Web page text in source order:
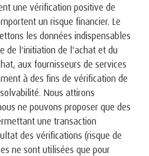
une vérification positive de
un risque financier. Le
les données indispensables
de l'initiation de l'achat et du
aux fournisseurs de services
à des fins de vérification de
Nous attirons
ne pouvons proposer que des
une transaction
des vérifications (risque de
ne sont utilisées que pour